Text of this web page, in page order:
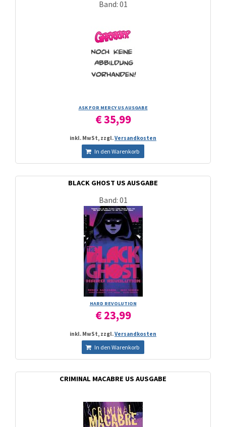
Band: 01
ASK FOR MERCY US AUSGABE
€ 35,99
inkl. MwSt, zzgl.Versandkosten
In den Warenkorb
BLACK GHOST US AUSGABE
Band: 01
HARD REVOLUTION
€ 23,99
inkl. MwSt, zzgl.Versandkosten
In den Warenkorb
CRIMINAL MACABRE US AUSGABE